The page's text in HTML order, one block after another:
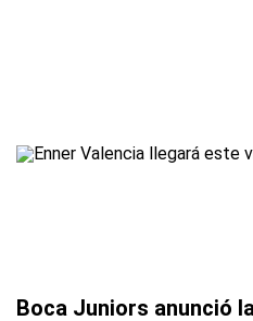
Boca Juniors anunció